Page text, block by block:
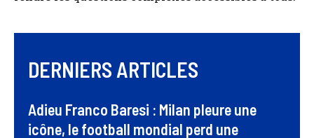
DERNIERS ARTICLES
Adieu Franco Baresi : Milan pleure une
icône, le football mondial perd une